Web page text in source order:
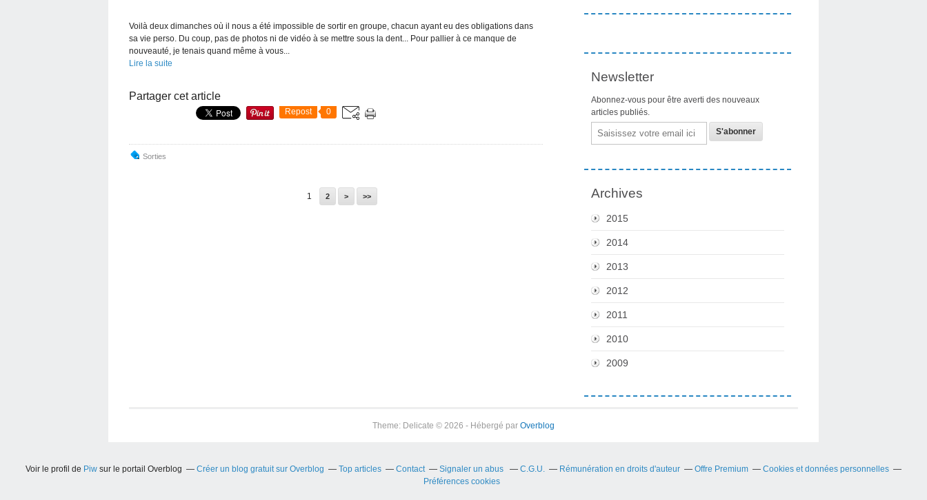
Voilà deux dimanches où il nous a été impossible de sortir en groupe, chacun ayant eu des obligations dans
sa vie perso. Du coup, pas de photos ni de vidéo à se mettre sous la dent... Pour pallier à ce manque de
nouveauté, je tenais quand même à vous...
Lire la suite
Partager cet article
Repost 0
Sorties
1 2 > >>
Newsletter
Abonnez-vous pour être averti des nouveaux
articles publiés.
Email
Archives
2015
2014
2013
2012
2011
2010
2009
Theme: Delicate © 2026 - Hébergé par Overblog
Voir le profil de Piw sur le portail Overblog Créer un blog gratuit sur Overblog Top articles Contact Signaler un abus C.G.U. Rémunération en droits d'auteur Offre Premium
Cookies et données personnelles
Préférences cookies